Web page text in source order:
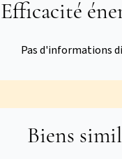
Efficacité
Pas d'informations
Biens